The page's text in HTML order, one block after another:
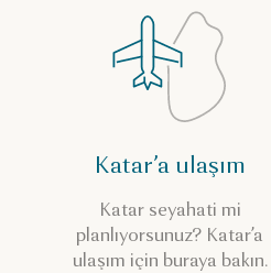
Katar’a ulaşım
Katar seyahati mi
planlıyorsunuz? Katar’a
ulaşım için buraya bakın.